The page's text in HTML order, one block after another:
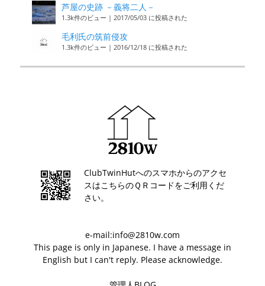
芦屋の史跡 －義将二人－
1.3k件のビュー | 2017/05/03 に投稿された
毛利氏の筑前侵攻
1.3k件のビュー | 2016/12/18 に投稿された
ClubTwinHutへのスマホからのアクセ
スはこちらのＱＲコードをご利用くだ
さい。
e-mail:info@2810w.com
This page is only in Japanese. I have a message in
English but I can't reply. Please acknowledge.